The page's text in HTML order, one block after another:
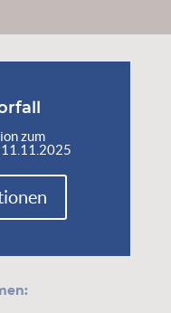
zum